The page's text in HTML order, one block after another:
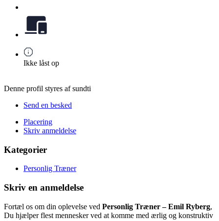
Ikke låst op
Denne profil styres af sundti
Send en besked
Placering
Skriv anmeldelse
Kategorier
Personlig Træner
Skriv en anmeldelse
Fortæl os om din oplevelse ved Personlig Træner – Emil Ryberg,
Du hjælper flest mennesker ved at komme med ærlig og konstruktiv